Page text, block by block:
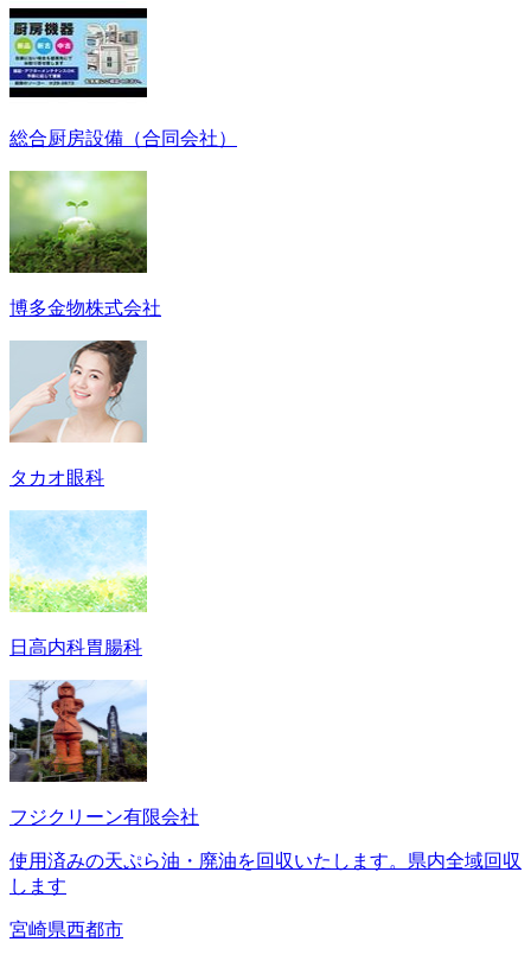
総合厨房設備（合同会社）
博多金物株式会社
タカオ眼科
日高内科胃腸科
フジクリーン有限会社
使用済みの天ぷら油・廃油を回収いたします。県内全域回収
します
宮崎県西都市